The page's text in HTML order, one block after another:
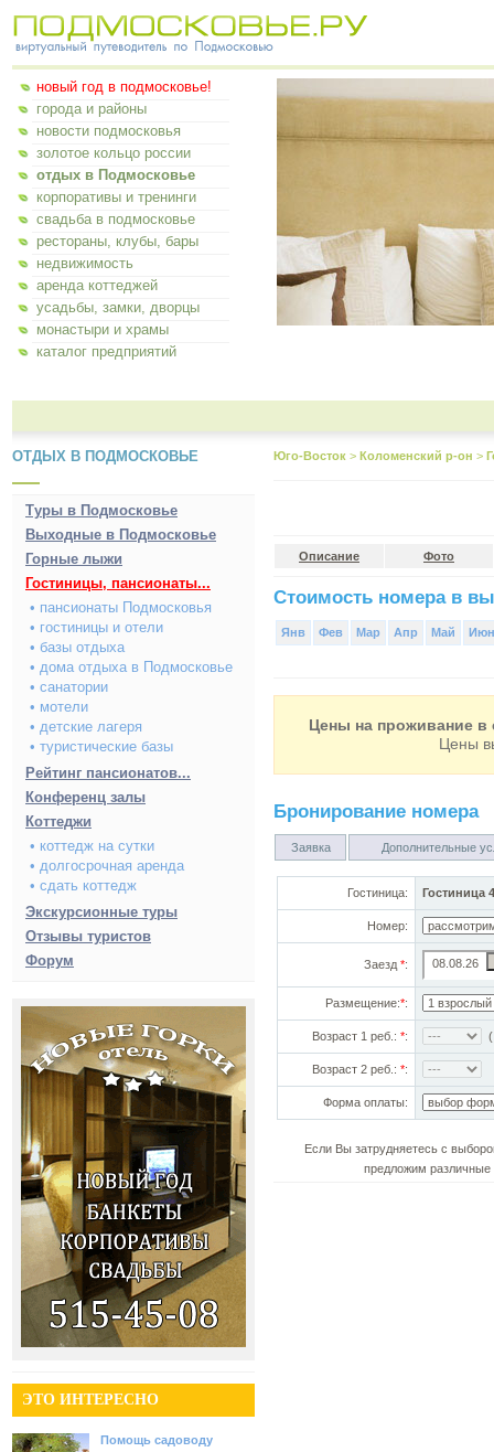
новый год в подмосковье!
города и районы
новости подмосковья
золотое кольцо россии
отдых в Подмосковье
корпоративы и тренинги
свадьба в подмосковье
рестораны, клубы, бары
недвижимость
аренда коттеджей
усадьбы, замки, дворцы
монастыри и храмы
каталог предприятий
ОТДЫХ В ПОДМОСКОВЬЕ
Туры в Подмосковье
Выходные в Подмосковье
Горные лыжи
Гостиницы, пансионаты...
• пансионаты Подмосковья
• гостиницы и отели
• базы отдыха
• дома отдыха в Подмосковье
• санатории
• мотели
• детские лагеря
• туристические базы
Рейтинг пансионатов...
Конференц залы
Коттеджи
• коттедж на сутки
• долгосрочная аренда
• сдать коттедж
Экскурсионные туры
Отзывы туристов
Форум
ЭТО ИНТЕРЕСНО
Помощь садоводу
Юго-Восток > Коломенский р-он >
Описание Фото
Стоимость номера в
Янв Фев Мар Апр Май Июн
Цены на проживание в
Цены
Бронирование номера
Заявка Дополнительные
Гостиница: Гостиница
Номер:
Заезд *:
Размещение:*:
Возраст 1 реб.: *:
Возраст 2 реб.: *:
Форма оплаты:
Если Вы затрудняетесь с
предложим различные